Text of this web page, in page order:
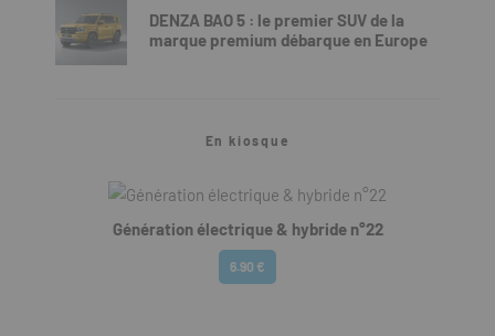
DENZA BAO 5 : le premier SUV de la
marque premium débarque en Europe
En kiosque
Génération électrique & hybride n°22
6.90 €